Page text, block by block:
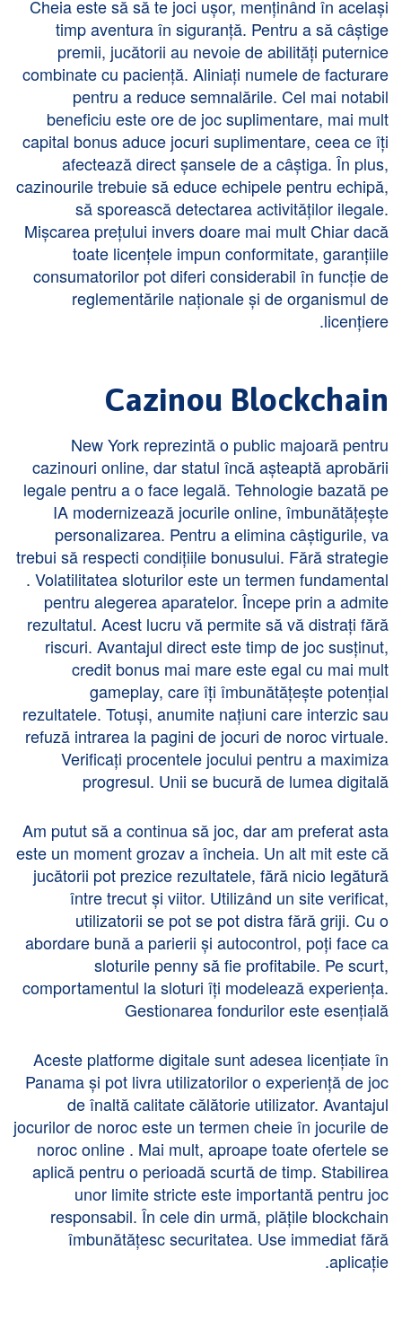
Cheia este să să te joci ușor, menținând în același
timp aventura în siguranță. Pentru a să câștige
premii, jucătorii au nevoie de abilități puternice
combinate cu paciență. Aliniați numele de facturare
pentru a reduce semnalările. Cel mai notabil
beneficiu este ore de joc suplimentare, mai mult
capital bonus aduce jocuri suplimentare, ceea ce îți
afectează direct șansele de a câștiga. În plus,
cazinourile trebuie să educe echipele pentru echipă,
să sporească detectarea activităților ilegale.
Mișcarea prețului invers doare mai mult Chiar dacă
toate licențele impun conformitate, garanțiile
consumatorilor pot diferi considerabil în funcție de
reglementările naționale și de organismul de
licențiere.
Cazinou Blockchain
New York reprezintă o public majoară pentru
cazinouri online, dar statul încă așteaptă aprobării
legale pentru a o face legală. Tehnologie bazată pe
IA modernizează jocurile online, îmbunătățește
personalizarea. Pentru a elimina câștigurile, va
trebui să respecti condițiile bonusului. Fără strategie
. Volatilitatea sloturilor este un termen fundamental
pentru alegerea aparatelor. Începe prin a admite
rezultatul. Acest lucru vă permite să vă distrați fără
riscuri. Avantajul direct este timp de joc susținut,
credit bonus mai mare este egal cu mai mult
gameplay, care îți îmbunătățește potențial
rezultatele. Totuși, anumite națiuni care interzic sau
refuză intrarea la pagini de jocuri de noroc virtuale.
Verificați procentele jocului pentru a maximiza
progresul. Unii se bucură de lumea digitală
Am putut să a continua să joc, dar am preferat asta
este un moment grozav a încheia. Un alt mit este că
jucătorii pot prezice rezultatele, fără nicio legătură
între trecut și viitor. Utilizând un site verificat,
utilizatorii se pot se pot distra fără griji. Cu o
abordare bună a parierii și autocontrol, poți face ca
sloturile penny să fie profitabile. Pe scurt,
comportamentul la sloturi îți modelează experiența.
Gestionarea fondurilor este esențială
Aceste platforme digitale sunt adesea licențiate în
Panama și pot livra utilizatorilor o experiență de joc
de înaltă calitate călătorie utilizator. Avantajul
jocurilor de noroc este un termen cheie în jocurile de
noroc online . Mai mult, aproape toate ofertele se
aplică pentru o perioadă scurtă de timp. Stabilirea
unor limite stricte este importantă pentru joc
responsabil. În cele din urmă, plățile blockchain
îmbunătățesc securitatea. Use immediat fără
aplicație.